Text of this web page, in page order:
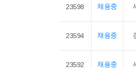
23598 채용중
23594 채용중
23592 채용중